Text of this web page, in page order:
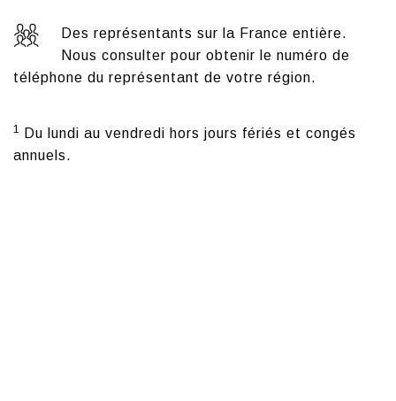
Des représentants sur la France entière.
Nous consulter pour obtenir le numéro de
téléphone du représentant de votre région.
1
Du lundi au vendredi hors jours fériés et congés
annuels.